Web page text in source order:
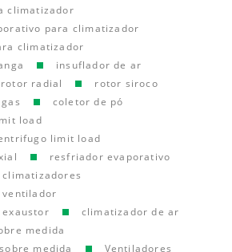
climatizador
para climatizador
climatizador
insuflador de ar
rotor radial
rotor siroco
coletor de pó
load
limit load
resfriador evaporativo
climatizadores
ventilador
exaustor
climatizador de ar
medida
medida
Ventiladores